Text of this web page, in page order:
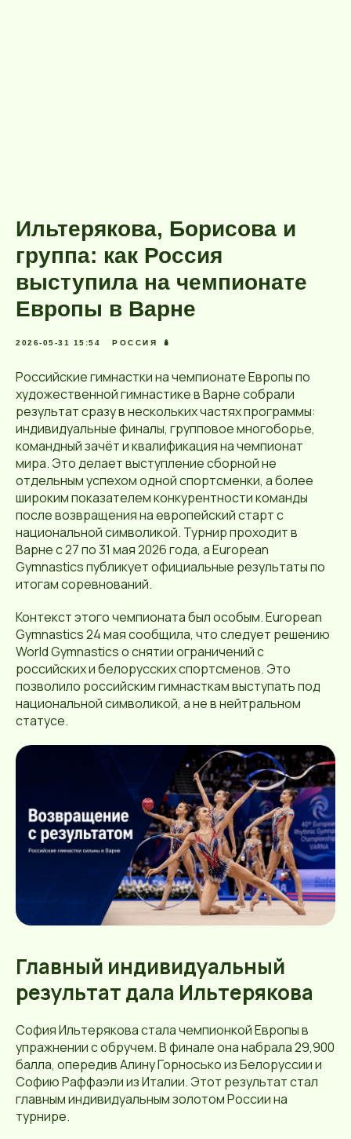
Ильтерякова, Борисова и
группа: как Россия
выступила на чемпионате
Европы в Варне
2026-05-31 15:54 РОССИЯ 🪆
Российские гимнастки на чемпионате Европы по
художественной гимнастике в Варне собрали
результат сразу в нескольких частях программы:
индивидуальные финалы, групповое многоборье,
командный зачёт и квалификация на чемпионат
мира. Это делает выступление сборной не
отдельным успехом одной спортсменки, а более
широким показателем конкурентности команды
после возвращения на европейский старт с
национальной символикой. Турнир проходит в
Варне с 27 по 31 мая 2026 года, а European
Gymnastics публикует официальные результаты по
итогам соревнований.
Контекст этого чемпионата был особым. European
Gymnastics 24 мая сообщила, что следует решению
World Gymnastics о снятии ограничений с
российских и белорусских спортсменов. Это
позволило российским гимнасткам выступать под
национальной символикой, а не в нейтральном
статусе.
Главный индивидуальный
результат дала Ильтерякова
София Ильтерякова стала чемпионкой Европы в
упражнении с обручем. В финале она набрала 29,900
балла, опередив Алину Горносько из Белоруссии и
Софию Раффаэли из Италии. Этот результат стал
главным индивидуальным золотом России на
турнире.